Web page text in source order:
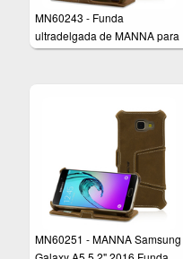
MN60243 - Funda
ultradelgada de MANNA para
Samsung Galaxy S7 Edge
MN60251 - MANNA Samsung